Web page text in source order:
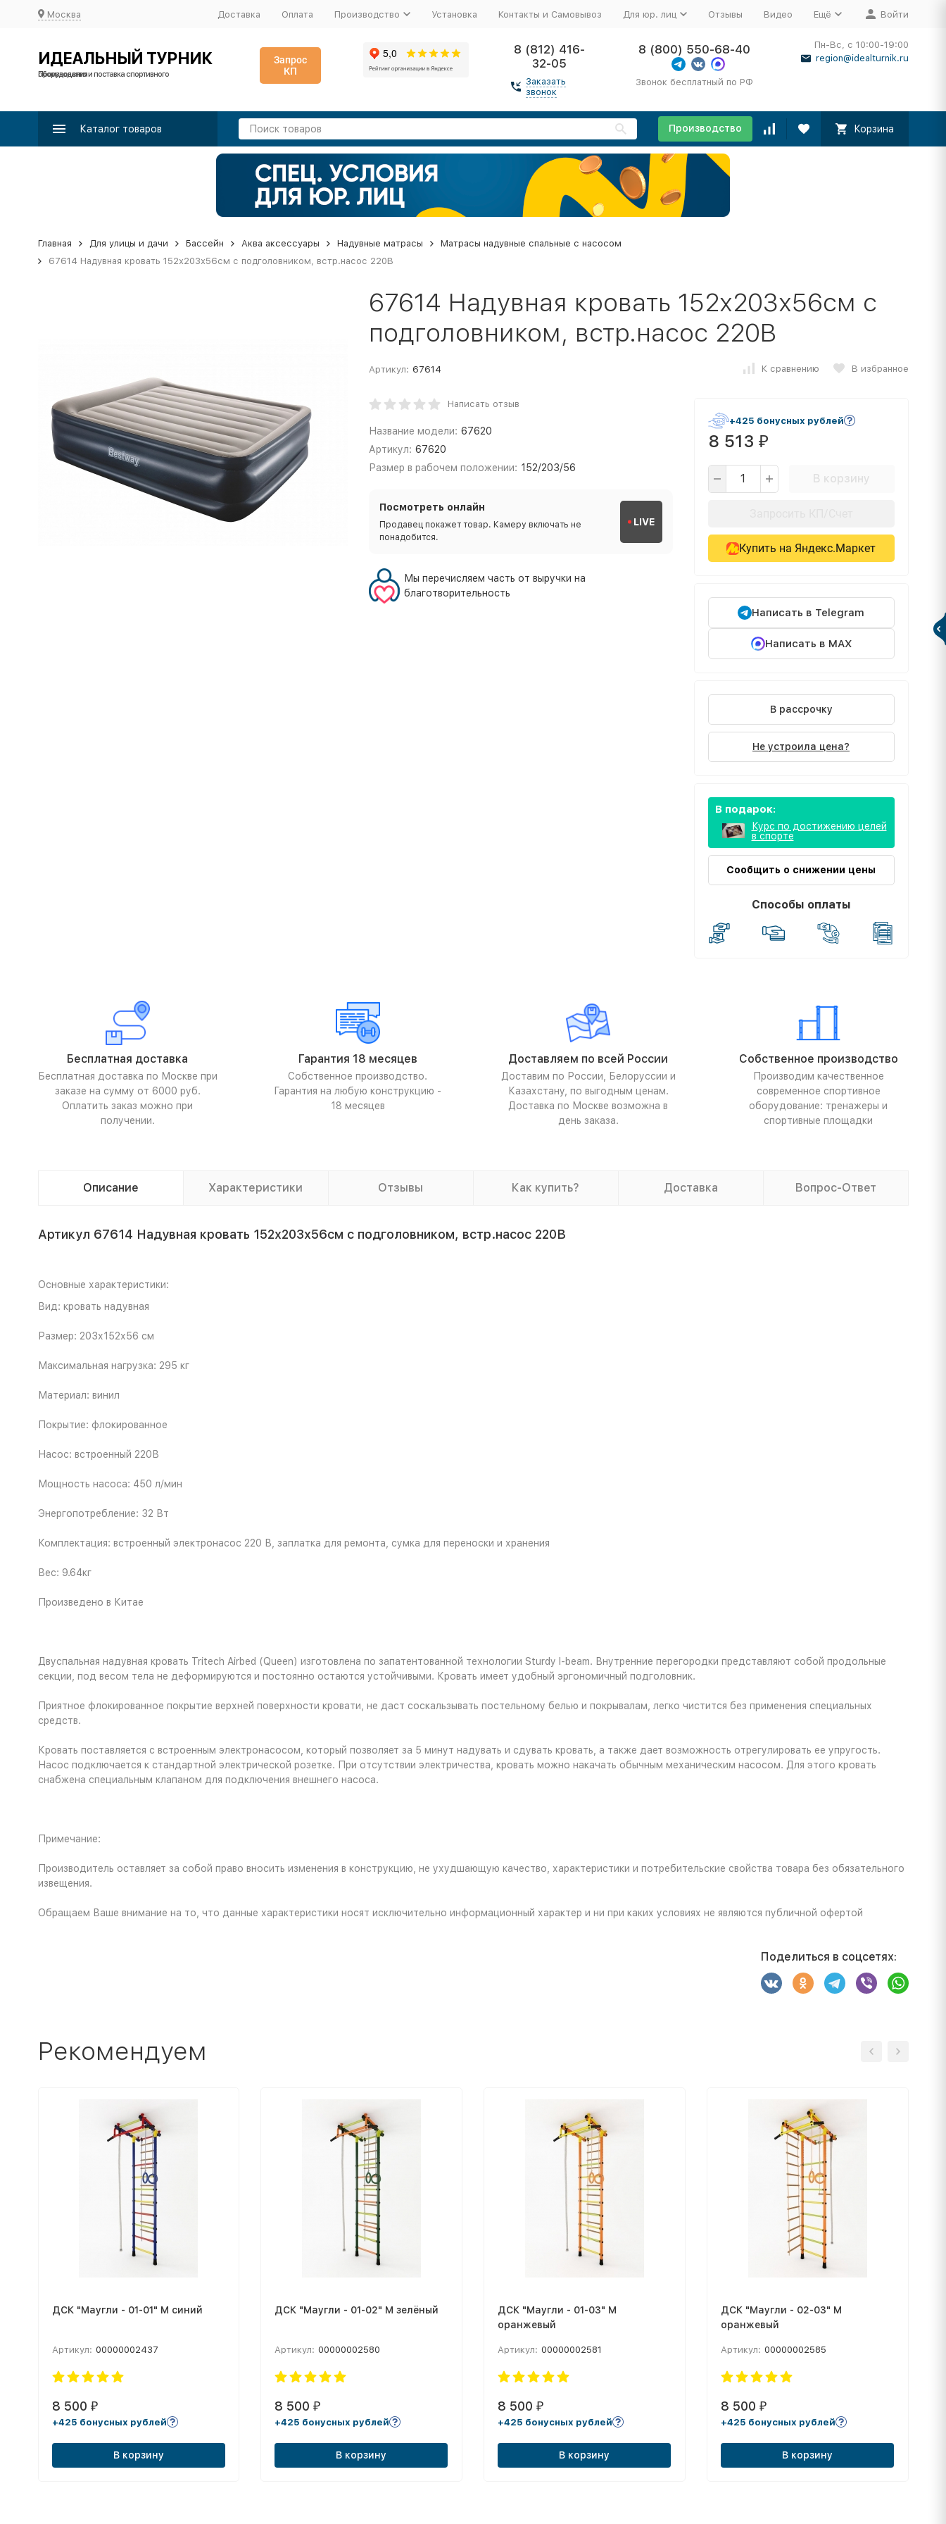
Москва Доставка Оплата Производство Установка Контакты и Самовывоз Для юр. лиц Отзывы Видео Ещё Войти
ИДЕАЛЬНЫЙ ТУРНИК
Производство и поставка спортивного оборудования
Запрос
КП
8 (812) 416-
32-05
Заказать
звонок
8 (800) 550-68-40
Звонок бесплатный по РФ
Пн-Вс, с 10:00-19:00
region@idealturnik.ru
Каталог товаров Производство Корзина
Главная Для улицы и дачи Бассейн Аква аксессуары Надувные матрасы
Матрасы надувные спальные с насосом
67614 Надувная кровать 152х203х56см с подголовником, встр.насос 220В
67614 Надувная кровать 152х203х56см с
подголовником, встр.насос 220В
Артикул: 67614 К сравнению В избранное
Написать отзыв
Название модели: 67620
Артикул: 67620
Размер в рабочем положении: 152/203/56
Посмотреть онлайн
Продавец покажет товар. Камеру включать не
понадобится.
LIVE
Мы перечисляем часть от выручки на
благотворительность
+425 бонусных рублей
8 513 ₽
В корзину
Купить на Яндекс.Маркет
Написать в Telegram
Написать в MAX
В рассрочку
Не устроила цена?
В подарок:
Курс по достижению целей
в спорте
Сообщить о снижении цены
Способы оплаты
Бесплатная доставка
Бесплатная доставка по Москве при
заказе на сумму от 6000 руб.
Оплатить заказ можно при
получении.
Гарантия 18 месяцев
Собственное производство.
Гарантия на любую конструкцию -
18 месяцев
Доставляем по всей России
Доставим по России, Белоруссии и
Казахстану, по выгодным ценам.
Доставка по Москве возможна в
день заказа.
Собственное производство
Производим качественное
современное спортивное
оборудование: тренажеры и
спортивные площадки
Описание Характеристики Отзывы Как купить? Доставка Вопрос-Ответ
Артикул 67614 Надувная кровать 152х203х56см с подголовником, встр.насос 220В
Основные характеристики:
Вид: кровать надувная
Размер: 203х152х56 см
Максимальная нагрузка: 295 кг
Материал: винил
Покрытие: флокированное
Насос: встроенный 220В
Мощность насоса: 450 л/мин
Энергопотребление: 32 Вт
Комплектация: встроенный электронасос 220 В, заплатка для ремонта, сумка для переноски и хранения
Вес: 9.64кг
Произведено в Китае
Двуспальная надувная кровать Tritech Airbed (Queen) изготовлена по запатентованной технологии Sturdy I-beam. Внутренние перегородки представляют собой продольные
секции, под весом тела не деформируются и постоянно остаются устойчивыми. Кровать имеет удобный эргономичный подголовник.
Приятное флокированное покрытие верхней поверхности кровати, не даст соскальзывать постельному белью и покрывалам, легко чистится без применения специальных
средств.
Кровать поставляется с встроенным электронасосом, который позволяет за 5 минут надувать и сдувать кровать, а также дает возможность отрегулировать ее упругость.
Насос подключается к стандартной электрической розетке. При отсутствии электричества, кровать можно накачать обычным механическим насосом. Для этого кровать
снабжена специальным клапаном для подключения внешнего насоса.
Примечание:
Производитель оставляет за собой право вносить изменения в конструкцию, не ухудшающую качество, характеристики и потребительские свойства товара без обязательного
извещения.
Обращаем Ваше внимание на то, что данные характеристики носят исключительно информационный характер и ни при каких условиях не являются публичной офертой
Поделиться в соцсетях:
Рекомендуем
ДСК "Маугли - 01-01" М синий
Артикул: 00000002437
8 500 ₽
+425 бонусных рублей
В корзину
ДСК "Маугли - 01-02" М зелёный
Артикул: 00000002580
8 500₽
+425 бонусных рублей
В корзину
ДСК "Маугли - 01-03" М
оранжевый
Артикул: 00000002581
8 500 ₽
+425 бонусных рублей
В корзину
ДСК "Маугли - 02-03" М
оранжевый
Артикул: 00000002585
8 500 ₽
+425 бонусных рублей
В корзину